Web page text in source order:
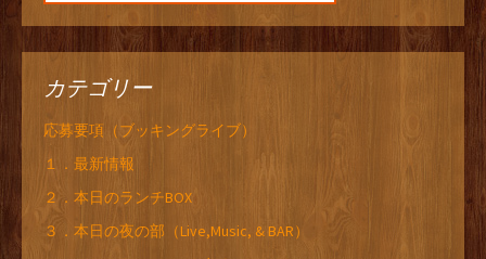
カテゴリー
応募要項（ブッキングライブ）
１．最新情報
２．本日のランチBOX
３．本日の夜の部（Live,Music, & BAR）